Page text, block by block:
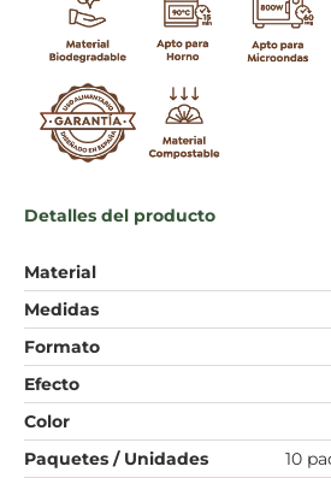
Detalles del producto
Material
Medidas
Formato
Efecto
Color
Paquetes / Unidades
10